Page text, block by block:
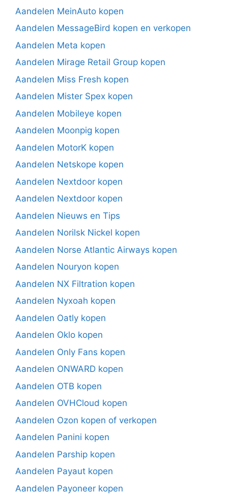
Aandelen MeinAuto kopen
Aandelen MessageBird kopen en verkopen
Aandelen Meta kopen
Aandelen Mirage Retail Group kopen
Aandelen Miss Fresh kopen
Aandelen Mister Spex kopen
Aandelen Mobileye kopen
Aandelen Moonpig kopen
Aandelen MotorK kopen
Aandelen Netskope kopen
Aandelen Nextdoor kopen
Aandelen Nextdoor kopen
Aandelen Nieuws en Tips
Aandelen Norilsk Nickel kopen
Aandelen Norse Atlantic Airways kopen
Aandelen Nouryon kopen
Aandelen NX Filtration kopen
Aandelen Nyxoah kopen
Aandelen Oatly kopen
Aandelen Oklo kopen
Aandelen Only Fans kopen
Aandelen ONWARD kopen
Aandelen OTB kopen
Aandelen OVHCloud kopen
Aandelen Ozon kopen of verkopen
Aandelen Panini kopen
Aandelen Parship kopen
Aandelen Payaut kopen
Aandelen Payoneer kopen